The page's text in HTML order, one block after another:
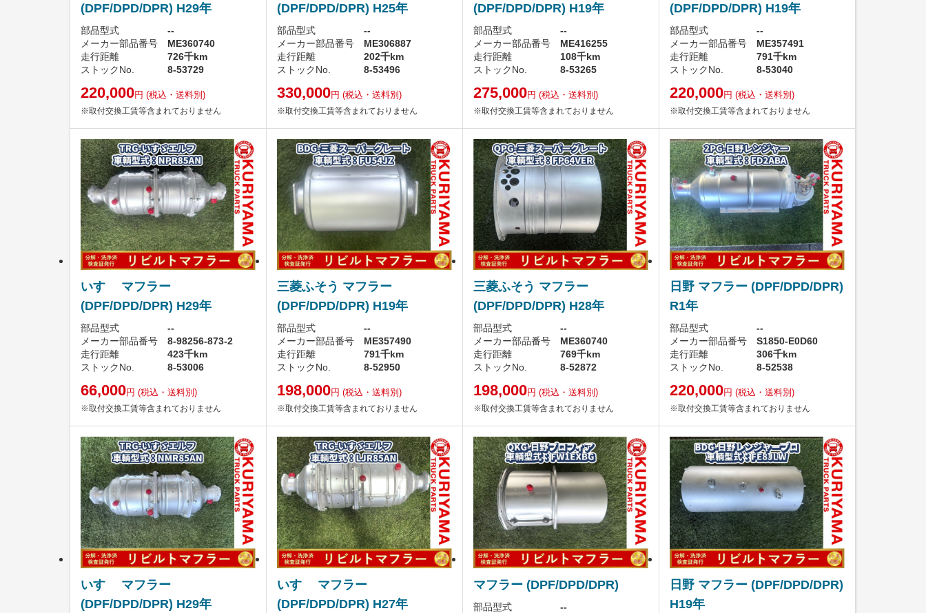
(DPF/DPD/DPR) H29年
部品型式
--
メーカー部品番号
ME360740
走行距離
726千km
ストックNo.
8-53729
220,000円 (税込・送料別)
※取付交換工賃等含まれておりません
(DPF/DPD/DPR) H25年
部品型式
--
メーカー部品番号
ME306887
走行距離
202千km
ストックNo.
8-53496
330,000円 (税込・送料別)
※取付交換工賃等含まれておりません
(DPF/DPD/DPR) H19年
部品型式
--
メーカー部品番号
ME416255
走行距離
108千km
ストックNo.
8-53265
275,000円 (税込・送料別)
※取付交換工賃等含まれておりません
(DPF/DPD/DPR) H19年
部品型式
--
メーカー部品番号
ME357491
走行距離
791千km
ストックNo.
8-53040
220,000円 (税込・送料別)
※取付交換工賃等含まれておりません
いすゞ マフラー
(DPF/DPD/DPR) H29年
部品型式
--
メーカー部品番号
8-98256-873-2
走行距離
423千km
ストックNo.
8-53006
66,000円 (税込・送料別)
※取付交換工賃等含まれておりません
三菱ふそう マフラー
(DPF/DPD/DPR) H19年
部品型式
--
メーカー部品番号
ME357490
走行距離
791千km
ストックNo.
8-52950
198,000円 (税込・送料別)
※取付交換工賃等含まれておりません
三菱ふそう マフラー
(DPF/DPD/DPR) H28年
部品型式
--
メーカー部品番号
ME360740
走行距離
769千km
ストックNo.
8-52872
198,000円 (税込・送料別)
※取付交換工賃等含まれておりません
日野 マフラー (DPF/DPD/DPR)
R1年
部品型式
--
メーカー部品番号
S1850-E0D60
走行距離
306千km
ストックNo.
8-52538
220,000円 (税込・送料別)
※取付交換工賃等含まれておりません
いすゞ マフラー
(DPF/DPD/DPR) H29年
いすゞ マフラー
(DPF/DPD/DPR) H27年
マフラー (DPF/DPD/DPR)
部品型式
--
日野 マフラー (DPF/DPD/DPR)
H19年